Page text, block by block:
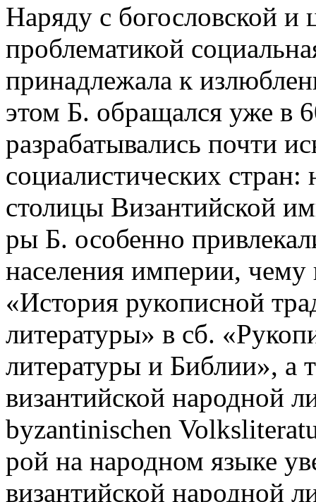
Наряду с богословской и
проблематикой
принадлежала к
этом Б. обращался уже в
разрабатывались почти
социалистических стран:
столицы Византийской
ры Б. особенно
населения империи,
«История рукописной
литературы» в сб.
литературы и Библии», а
византийской народной
byzantinischen
рой на народном языке
византийской народной